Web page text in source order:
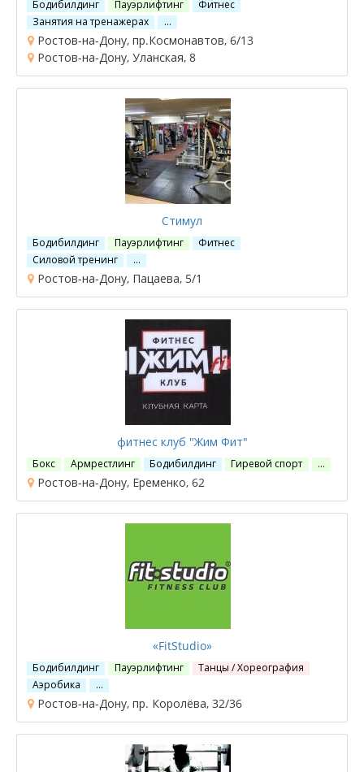
Бодибилдинг Пауэрлифтинг
Фитнес
Занятия на тренажерах
…
Ростов-на-Дону, пр.Космонавтов, 6/13
Ростов-на-Дону, Уланская, 8
Стимул
Бодибилдинг Пауэрлифтинг
Фитнес
Силовой тренинг
…
Ростов-на-Дону, Пацаева, 5/1
фитнес клуб "Жим Фит"
Бокс Армрестлинг Бодибилдинг Гиревой спорт …
Ростов-на-Дону, Еременко, 62
«FitStudio»
Бодибилдинг Пауэрлифтинг
Танцы / Хореография
Аэробика
…
Ростов-на-Дону, пр. Королёва, 32/36